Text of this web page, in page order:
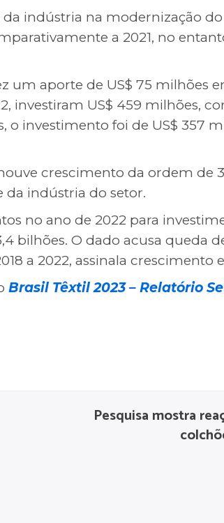
da indústria na modernização
a 2021, no
aporte de US$ 75 milhões
investiram US$ 459 milhões,
investimento foi de US$ 357
crescimento da ordem de
da indústria do setor.
no ano de 2022 para
O dado acusa queda de
a 2022, assinala crescimento
Brasil Têxtil 2023 – Relatório
Pesquisa mostra